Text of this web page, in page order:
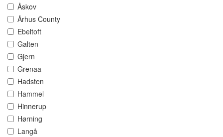
Åskov
Århus County
Ebeltoft
Galten
Gjern
Grenaa
Hadsten
Hammel
Hinnerup
Hørning
Langå